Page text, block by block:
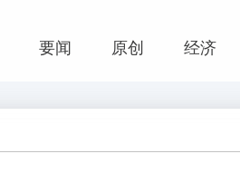
要闻 原创 经济